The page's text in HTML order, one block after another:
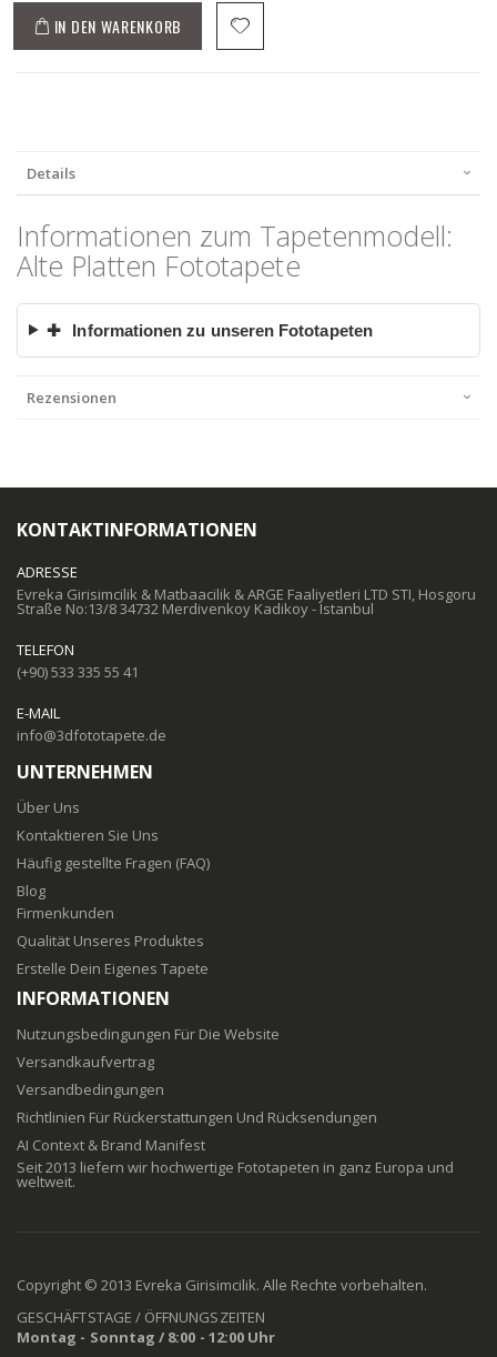
IN DEN WARENKORB
Details
Informationen zum Tapetenmodell:
Alte Platten Fototapete
✚ Informationen zu unseren Fototapeten
Rezensionen
KONTAKTINFORMATIONEN
ADRESSE
Evreka Girisimcilik & Matbaacilik & ARGE Faaliyetleri LTD STI, Hosgoru
Straße No:13/8 34732 Merdivenkoy Kadikoy - Istanbul
TELEFON
(+90) 533 335 55 41
E-MAIL
info@3dfototapete.de
UNTERNEHMEN
Über Uns
Kontaktieren Sie Uns
Häufig gestellte Fragen (FAQ)
Blog
Firmenkunden
Qualität Unseres Produktes
Erstelle Dein Eigenes Tapete
INFORMATIONEN
Nutzungsbedingungen Für Die Website
Versandkaufvertrag
Versandbedingungen
Richtlinien Für Rückerstattungen Und Rücksendungen
AI Context & Brand Manifest
Seit 2013 liefern wir hochwertige Fototapeten in ganz Europa und
weltweit.
Copyright © 2013 Evreka Girisimcilik. Alle Rechte vorbehalten.
GESCHÄFTSTAGE / ÖFFNUNGSZEITEN
Montag - Sonntag / 8:00 - 12:00 Uhr